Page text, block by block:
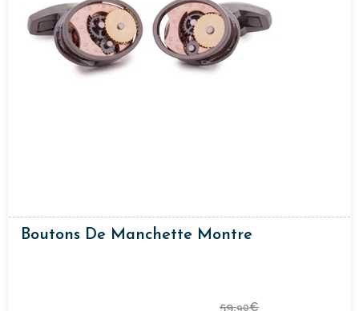
Boutons De Manchette Montre
59,90€